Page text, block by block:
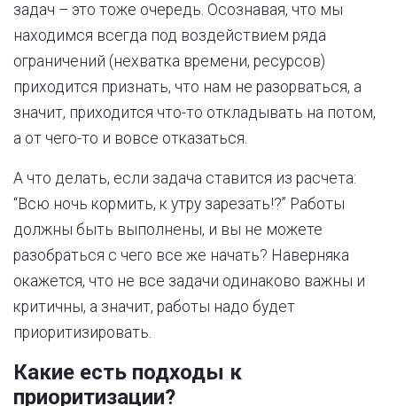
задач – это тоже очередь. Осознавая, что мы
находимся всегда под воздействием ряда
ограничений (нехватка времени, ресурсов)
приходится признать, что нам не разорваться, а
значит, приходится что-то откладывать на потом,
а от чего-то и вовсе отказаться.
А что делать, если задача ставится из расчета:
“Всю ночь кормить, к утру зарезать!?” Работы
должны быть выполнены, и вы не можете
разобраться с чего все же начать? Наверняка
окажется, что не все задачи одинаково важны и
критичны, а значит, работы надо будет
приоритизировать.
Какие есть подходы к
приоритизации?